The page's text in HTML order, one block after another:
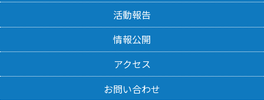
活動報告
情報公開
アクセス
お問い合わせ